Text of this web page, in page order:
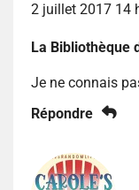
2 juillet 2017 14
La Bibliothèque
Je ne connais
Répondre